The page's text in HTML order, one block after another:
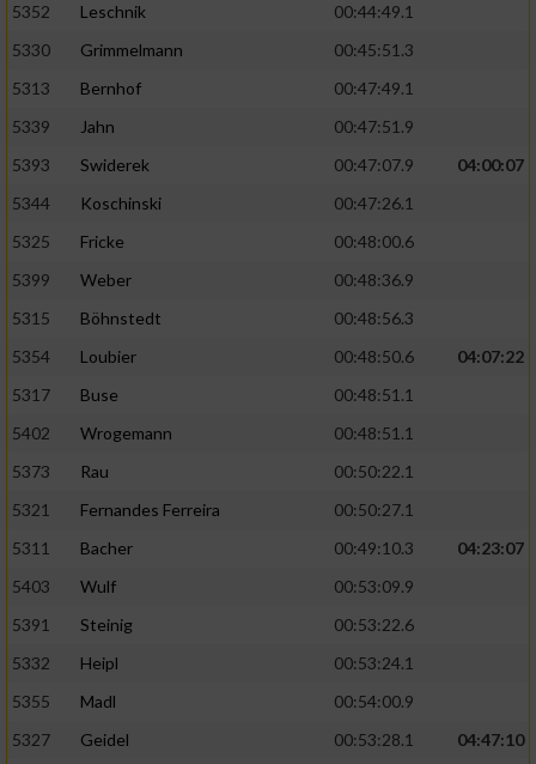
5352
Leschnik
00:44:49.1
5330
Grimmelmann
00:45:51.3
5313
Bernhof
00:47:49.1
5339
Jahn
00:47:51.9
5393
Swiderek 00:47:07.9
04:00:07
5344
Koschinski
00:47:26.1
5325
Fricke
00:48:00.6
5399
Weber
00:48:36.9
5315
Böhnstedt
00:48:56.3
5354
Loubier 00:48:50.6
04:07:22
5317
Buse
00:48:51.1
5402
Wrogemann
00:48:51.1
5373
Rau
00:50:22.1
5321
Fernandes Ferreira
00:50:27.1
5311
Bacher 00:49:10.3
04:23:07
5403
Wulf
00:53:09.9
5391
Steinig
00:53:22.6
5332
Heipl
00:53:24.1
5355
Madl
00:54:00.9
5327
Geidel 00:53:28.1
04:47:10